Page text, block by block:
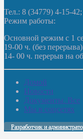
Тел.: 8 (34779) 4-15-
Режим работы:
Основной режим с 1
19-00 ч. (без
14- 00 ч. перерыв на
Домой
Новости
Документы. Все
Мы в соцсетях
Разработчик и